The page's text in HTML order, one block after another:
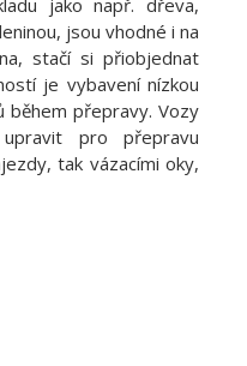
jsou vhodné i na
stačí si přiobjednat
je vybavení nízkou
přepravy. Vozy
pro přepravu
tak vázacími oky,